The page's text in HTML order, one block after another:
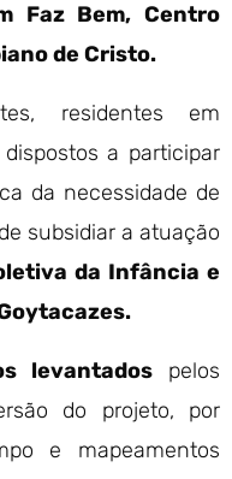
Faz Bem, Centro
de Cristo.
residentes em
a participar
da necessidade de
subsidiar a atuação
da Infância e
levantados pelos
do projeto, por
e mapeamentos